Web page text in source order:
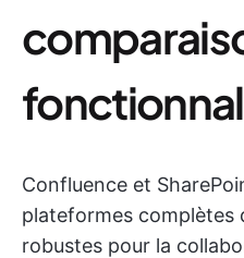
Confluence et
plateformes complètes
robustes pour la